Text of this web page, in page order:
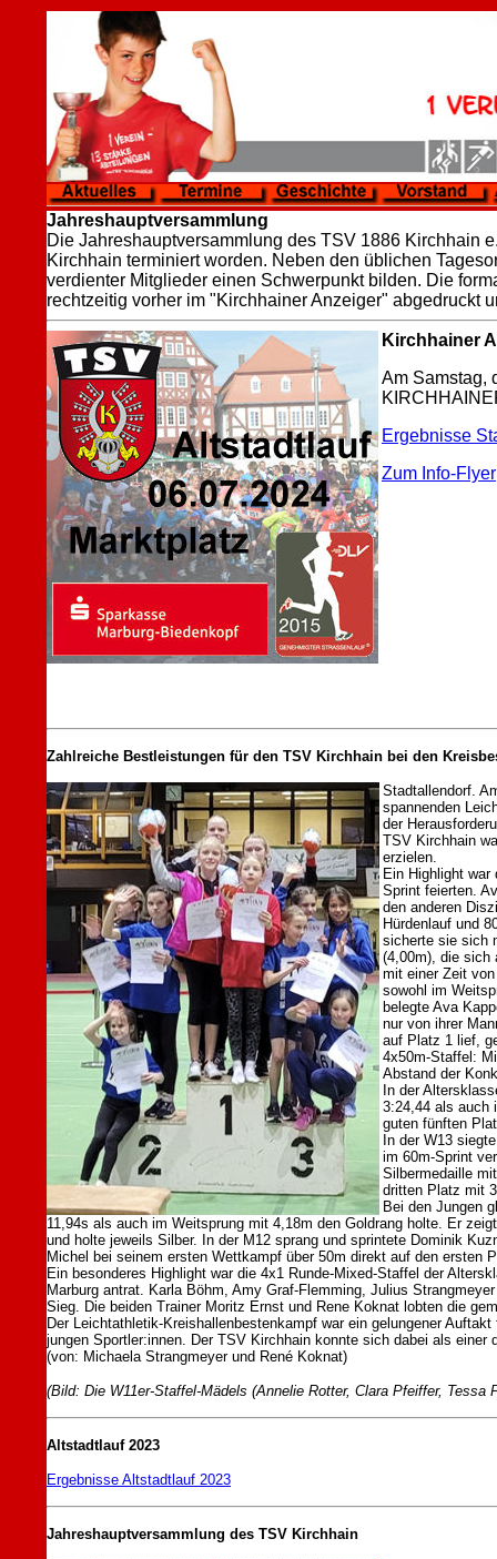
Jahreshauptversammlung
Die Jahreshauptversammlung des TSV 1886 Kirchhain
Kirchhain terminiert worden. Neben den üblichen
verdienter Mitglieder einen Schwerpunkt bilden. Die
rechtzeitig vorher im "Kirchhainer Anzeiger" abgedruckt
Kirchhainer
Am Samstag,
Ergebnisse
Zum Info-Flyer
Zahlreiche Bestleistungen für den TSV Kirchhain bei den
Stadtallendorf.
spannenden
der
TSV Kirchhain
erzielen.
Ein Highlight
Sprint feierten.
den anderen
Hürdenlauf und
sicherte sie sich
(4,00m), die sich
mit einer Zeit
sowohl im
belegte Ava
nur von ihrer
auf Platz 1 lief,
4x50m-Staffel:
Abstand der
In der
3:24,44 als auch
guten fünften
In der W13
im 60m-Sprint
Silbermedaille
dritten Platz mit
Bei den Jungen
11,94s als auch im Weitsprung mit 4,18m den Goldrang holte. Er
und holte jeweils Silber. In der M12 sprang und sprintete Dominik
Michel bei seinem ersten Wettkampf über 50m direkt auf den ersten
Ein besonderes Highlight war die 4x1 Runde-Mixed-Staffel der
Marburg antrat. Karla Böhm, Amy Graf-Flemming, Julius
Sieg. Die beiden Trainer Moritz Ernst und Rene Koknat lobten die
Der Leichtathletik-Kreishallenbestenkampf war ein gelungener
jungen Sportler:innen. Der TSV Kirchhain konnte sich dabei als
(von: Michaela Strangmeyer und René Koknat)
(Bild: Die W11er-Staffel-Mädels (Annelie Rotter, Clara Pfeiffer,
Altstadtlauf 2023
Ergebnisse Altstadtlauf 2023
Jahreshauptversammlung des TSV Kirchhain